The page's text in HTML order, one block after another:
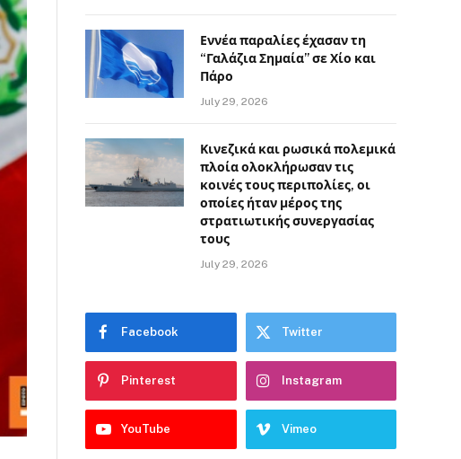
Εννέα παραλίες έχασαν τη
“Γαλάζια Σημαία” σε Χίο και
Πάρο
July 29, 2026
Κινεζικά και ρωσικά πολεμικά
πλοία ολοκλήρωσαν τις
κοινές τους περιπολίες, οι
οποίες ήταν μέρος της
στρατιωτικής συνεργασίας
τους
July 29, 2026
Facebook Twitter
Pinterest Instagram
YouTube Vimeo